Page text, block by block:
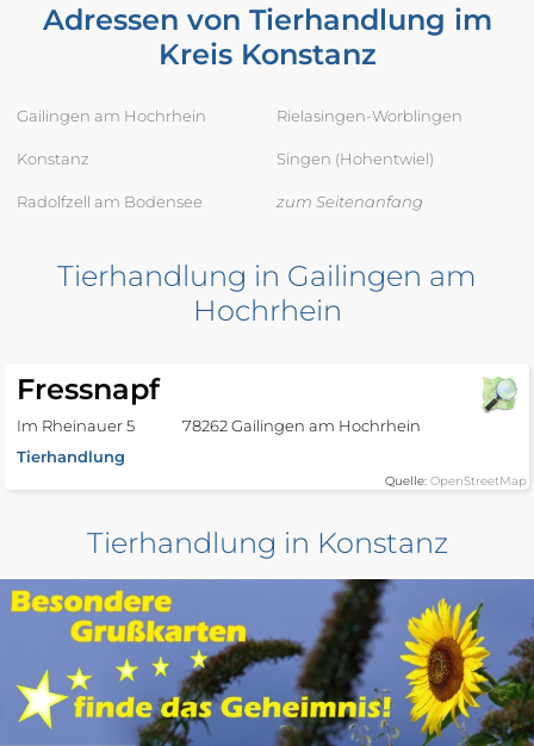
Adressen von Tierhandlung im
Kreis Konstanz
Gailingen am Hochrhein
Konstanz
Radolfzell am Bodensee
Rielasingen-Worblingen
Singen (Hohentwiel)
zum Seitenanfang
Tierhandlung in Gailingen am
Hochrhein
Fressnapf
Im Rheinauer 5
78262 Gailingen am Hochrhein
Tierhandlung
Quelle: OpenStreetMap
Tierhandlung in Konstanz
Baur und die Tiere
Reichenaustraße 36
78467 Konstanz
Tierhandlung
Quelle: OpenStreetMap